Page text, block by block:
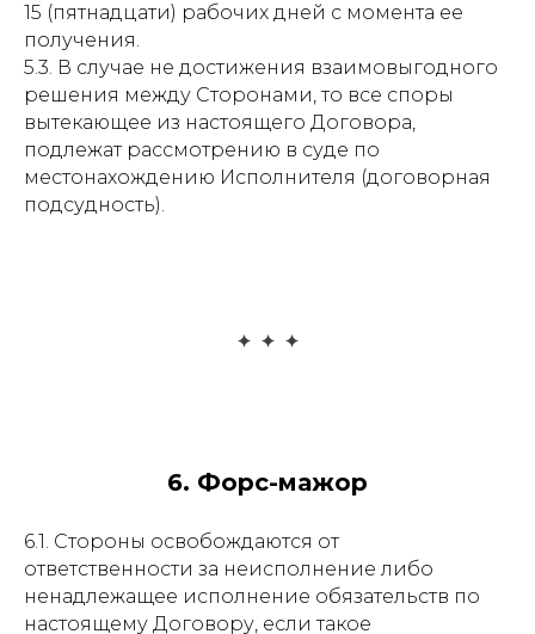
15 (пятнадцати) рабочих дней с момента ее
получения.
5.3. В случае не достижения взаимовыгодного
решения между Сторонами, то все споры
вытекающее из настоящего Договора,
подлежат рассмотрению в суде по
местонахождению Исполнителя (договорная
подсудность).
6. Форс-мажор
6.1. Стороны освобождаются от
ответственности за неисполнение либо
ненадлежащее исполнение обязательств по
настоящему Договору, если такое